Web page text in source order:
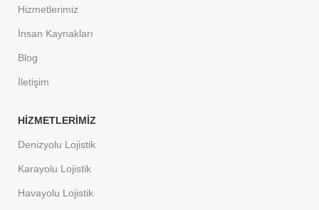
Hizmetlerimiz
İnsan Kaynakları
Blog
İletişim
HİZMETLERİMİZ
Denizyolu Lojistik
Karayolu Lojistik
Havayolu Lojistik